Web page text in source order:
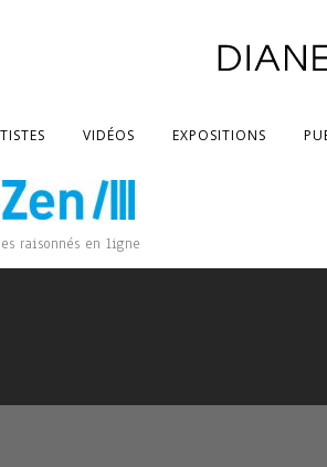
VIDÉOS EXPOSITIONS
raisonnés en ligne